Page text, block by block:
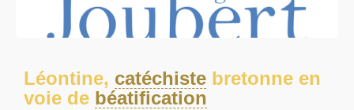
Léontine, catéchiste bretonne en
voie de béatification